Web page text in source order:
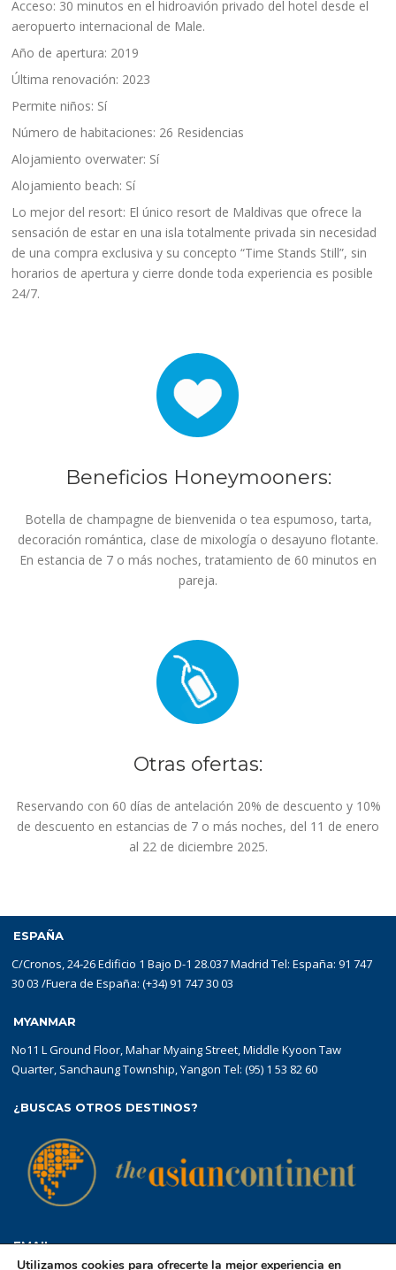
Acceso: 30 minutos en el hidroavión privado del hotel desde el
aeropuerto internacional de Male.
Año de apertura: 2019
Última renovación: 2023
Permite niños: Sí
Número de habitaciones: 26 Residencias
Alojamiento overwater: Sí
Alojamiento beach: Sí
Lo mejor del resort: El único resort de Maldivas que ofrece la
sensación de estar en una isla totalmente privada sin necesidad
de una compra exclusiva y su concepto “Time Stands Still”, sin
horarios de apertura y cierre donde toda experiencia es posible
24/7.
Beneficios Honeymooners:
Botella de champagne de bienvenida o tea espumoso, tarta,
decoración romántica, clase de mixología o desayuno flotante.
En estancia de 7 o más noches, tratamiento de 60 minutos en
pareja.
Otras ofertas:
Reservando con 60 días de antelación 20% de descuento y 10%
de descuento en estancias de 7 o más noches, del 11 de enero
al 22 de diciembre 2025.
ESPAÑA
C/Cronos, 24-26 Edificio 1 Bajo D-1 28.037 Madrid Tel: España: 91 747
30 03 /Fuera de España: (+34) 91 747 30 03
MYANMAR
No11 L Ground Floor, Mahar Myaing Street, Middle Kyoon Taw
Quarter, Sanchaung Township, Yangon Tel: (95) 1 53 82 60
¿BUSCAS OTROS DESTINOS?
EMAIL
Utilizamos cookies para ofrecerte la mejor experiencia en